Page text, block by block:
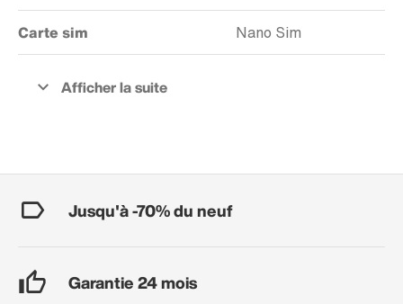
Carte sim Nano Sim
Jusqu'à -70% du neuf
Garantie 24 mois